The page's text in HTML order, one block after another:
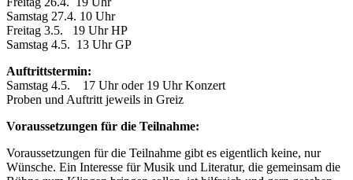
Samstag 27.4. 10 Uhr
Freitag 3.5. 19 Uhr HP
Samstag 4.5. 13 Uhr GP
Auftrittstermin:
Samstag 4.5. 17 Uhr oder 19 Uhr Konzert
Proben und Auftritt jeweils in Greiz
Voraussetzungen für die Teilnahme:
Voraussetzungen für die Teilnahme gibt es eigentlich keine, nur
Wünsche. Ein Interesse für Musik und Literatur, die gemeinsam die